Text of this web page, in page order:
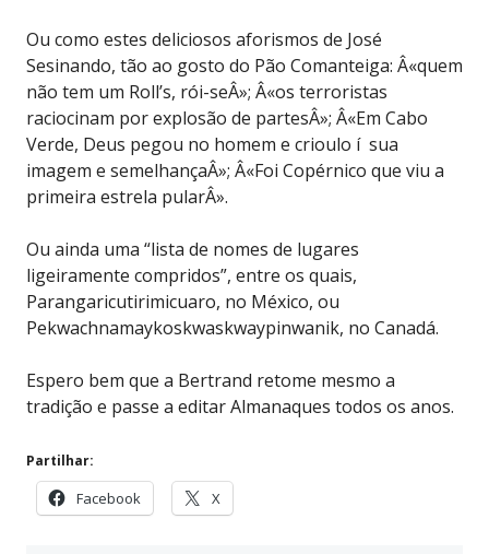
Ou como estes deliciosos aforismos de José
Sesinando, tão ao gosto do Pão Comanteiga: Â«quem
não tem um Roll’s, rói-seÂ»; Â«os terroristas
raciocinam por explosão de partesÂ»; Â«Em Cabo
Verde, Deus pegou no homem e crioulo í sua
imagem e semelhançaÂ»; Â«Foi Copérnico que viu a
primeira estrela pularÂ».
Ou ainda uma “lista de nomes de lugares
ligeiramente compridos”, entre os quais,
Parangaricutirimicuaro, no México, ou
Pekwachnamaykoskwaskwaypinwanik, no Canadá.
Espero bem que a Bertrand retome mesmo a
tradição e passe a editar Almanaques todos os anos.
Partilhar:
Facebook X